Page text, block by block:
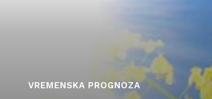
VREMENSKA PROGNOZA